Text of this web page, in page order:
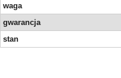
waga
gwarancja
stan